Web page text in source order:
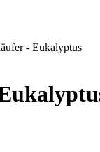
- Eukalyptus